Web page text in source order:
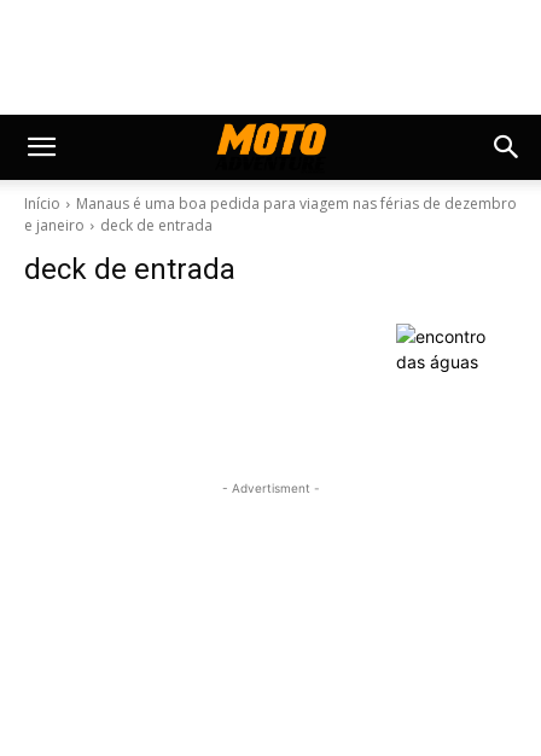
Início
Manaus é uma boa pedida para viagem nas férias de dezembro
e janeiro
deck de entrada
deck de entrada
- Advertisment -